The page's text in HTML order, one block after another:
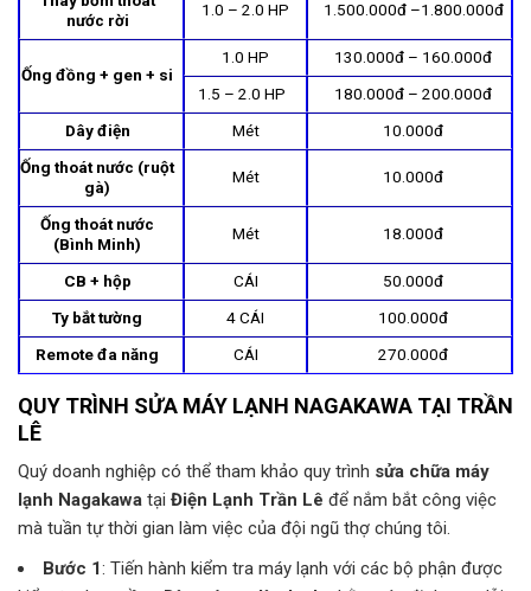
nước rời
1.0 – 2.0 HP 1.500.000đ –1.800.000đ
Ống đồng + gen + si
1.0 HP
130.000đ – 160.000đ
1.5 – 2.0 HP
180.000đ – 200.000đ
Dây điện
Mét
10.000đ
Ống thoát nước (ruột
gà)
Mét 10.000đ
Ống thoát nước
(Bình Minh)
Mét 18.000đ
CB + hộp CÁI
50.000đ
Ty bắt tường
4 CÁI
100.000đ
Remote đa năng
CÁI 270.000đ
QUY TRÌNH SỬA MÁY LẠNH NAGAKAWA TẠI TRẦN
LÊ
Quý doanh nghiệp có thể tham khảo quy trình sửa chữa máy
lạnh Nagakawa tại Điện Lạnh Trần Lê để nắm bắt công việc
mà tuần tự thời gian làm việc của đội ngũ thợ chúng tôi.
Bước 1: Tiến hành kiểm tra máy lạnh với các bộ phận được